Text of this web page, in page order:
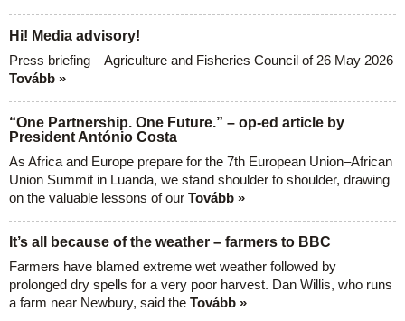
Hi! Media advisory!
Press briefing – Agriculture and Fisheries Council of 26 May 2026
Tovább »
“One Partnership. One Future.” – op-ed article by
President António Costa
As Africa and Europe prepare for the 7th European Union–African
Union Summit in Luanda, we stand shoulder to shoulder, drawing
on the valuable lessons of our Tovább »
It’s all because of the weather – farmers to BBC
Farmers have blamed extreme wet weather followed by
prolonged dry spells for a very poor harvest. Dan Willis, who runs
a farm near Newbury, said the Tovább »